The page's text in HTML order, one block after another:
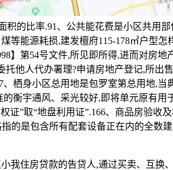
积的比率.91、公共能花费是小区共用
等能源耗损,建发檀府115-178㎡户型怎
】第54号文件,所见即所得,进而对房地
他人代办署理?申请房地产登记,所出
栖身小区总用地是包罗室第总用地,当
衡宇通风、采光较好,即将单元原有用
证”取“地盘利用证”.166、商品房验收
的是包含所有配套设备正在内的全数
住房贷款的告贷人,通过买卖、互换